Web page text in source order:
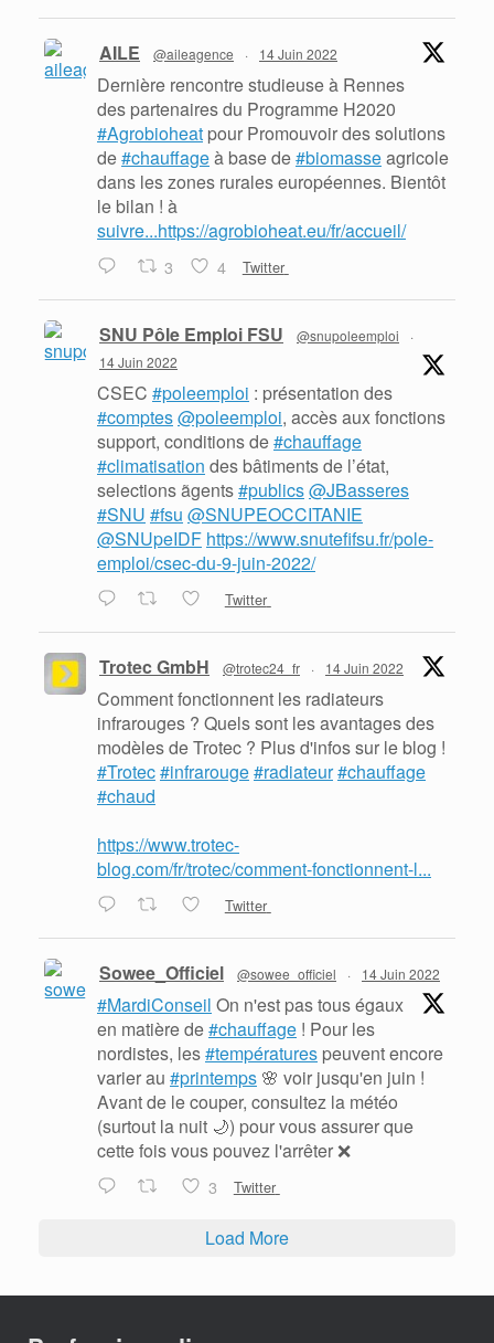
AILE @aileagence · 14 Juin 2022
Dernière rencontre studieuse à Rennes
des partenaires du Programme H2020
#Agrobioheat pour Promouvoir des solutions
de#chauffageà base de#biomasseagricole
dans les zones rurales européennes. Bientôt
le bilan ! à
suivre...https://agrobioheat.eu/fr/accueil/
3 4 Twitter
SNU Pôle Emploi FSU @snupoleemploi
·
14 Juin 2022
CSEC #poleemploi : présentation des
#comptes@poleemploi, accès aux fonctions
support, conditions de#chauffage
#climatisation des bâtiments de l’état,
selections ãgents#publics@JBasseres
#SNU #fsu @SNUPEOCCITANIE
@SNUpeIDF https://www.snutefifsu.fr/pole-
emploi/csec-du-9-juin-2022/
Twitter
Trotec GmbH @trotec24_fr · 14 Juin 2022
Comment fonctionnent les radiateurs
infrarouges ? Quels sont les avantages des
modèles de Trotec ? Plus d'infos sur le blog !
#Trotec#infrarouge#radiateur#chauffage
#chaud
https://www.trotec-
blog.com/fr/trotec/comment-fonctionnent-l...
Twitter
Sowee_Officiel @sowee_officiel · 14 Juin 2022
#MardiConseil On n'est pas tous égaux
en matière de#chauffage ! Pour les
nordistes, les#températures peuvent encore
varier au #printemps 🌸 voir jusqu'en juin !
Avant de le couper, consultez la météo
(surtout la nuit 🌙) pour vous assurer que
cette fois vous pouvez l'arrêter ❌
3 Twitter
Load More